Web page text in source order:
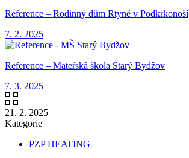
Reference – Rodinný dům Rtyně v Podkrkonoší
7. 2. 2025
Reference – Mateřská škola Starý Bydžov
7. 3. 2025
21. 2. 2025
Kategorie
PZP HEATING